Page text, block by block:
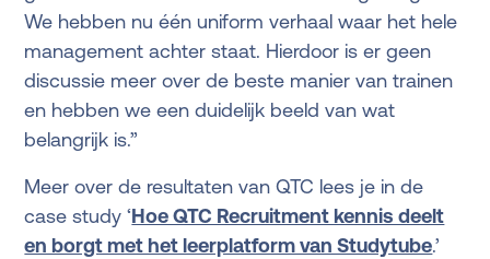
We hebben nu één uniform verhaal waar het hele
management achter staat. Hierdoor is er geen
discussie meer over de beste manier van trainen
en hebben we een duidelijk beeld van wat
belangrijk is.”
Meer over de resultaten van QTC lees je in de
case study ‘Hoe QTC Recruitment kennis deelt
en borgt met het leerplatform van Studytube.’